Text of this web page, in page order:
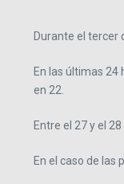
Durante el tercer
En las últimas
en 22.
Entre el 27 y el
En el caso de las